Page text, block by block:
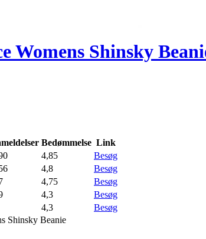
Womens Shinsky
Bedømmelse Link
4,85
Besøg
4,8
Besøg
4,75
Besøg
4,3
Besøg
4,3
Besøg
Shinsky Beanie